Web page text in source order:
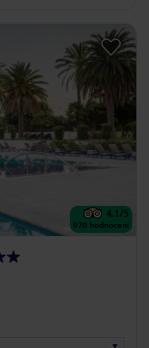
4.1/5
970 hodnocení